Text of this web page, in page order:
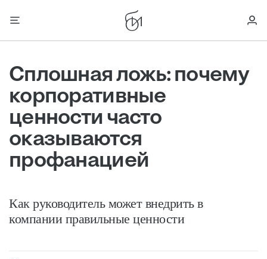
Сплошная ложь: почему
корпоративные
ценности часто
оказываются
профанацией
Как руководитель может внедрить в
компании правильные ценности